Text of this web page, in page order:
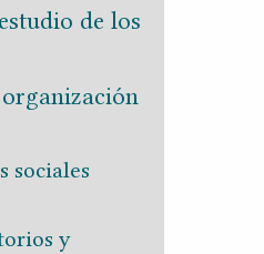
de los
organización
sociales
y